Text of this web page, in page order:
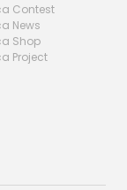
Contest
News
Shop
Project